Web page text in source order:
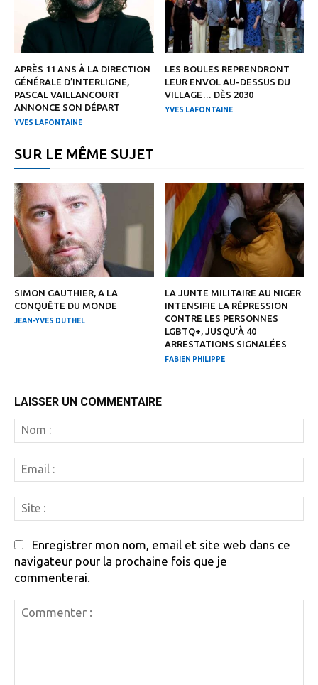
APRÈS 11 ANS À LA DIRECTION
GÉNÉRALE D’INTERLIGNE,
PASCAL VAILLANCOURT
ANNONCE SON DÉPART
YVES LAFONTAINE
LES BOULES REPRENDRONT
LEUR ENVOL AU-DESSUS DU
VILLAGE… DÈS 2030
YVES LAFONTAINE
SUR LE MÊME SUJET
SIMON GAUTHIER, A LA
CONQUÊTE DU MONDE
JEAN-YVES DUTHEL
LA JUNTE MILITAIRE AU NIGER
INTENSIFIE LA RÉPRESSION
CONTRE LES PERSONNES
LGBTQ+, JUSQU’À 40
ARRESTATIONS SIGNALÉES
FABIEN PHILIPPE
LAISSER UN COMMENTAIRE
:
:
:
Enregistrer mon nom, email et site web dans ce
navigateur pour la prochaine fois que je
commenterai.